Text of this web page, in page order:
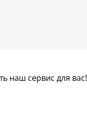
наш сервис для вас!